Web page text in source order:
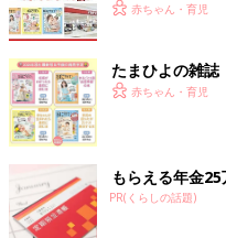
赤ちゃん・育児
たまひよの雑誌
赤ちゃん・育児
もらえる年金
PR(くらしの話題)